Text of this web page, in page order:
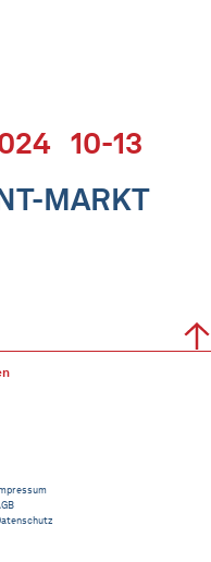
10-13
MARKT